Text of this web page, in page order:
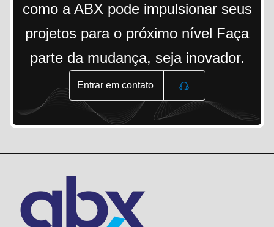
como a ABX pode impulsionar seus
projetos para o próximo nível Faça
parte da mudança, seja inovador.
Entrar em contato